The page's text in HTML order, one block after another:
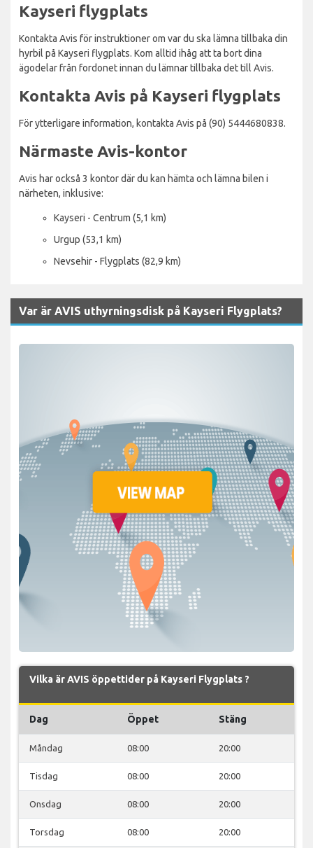
Kayseri flygplats
Kontakta Avis för instruktioner om var du ska lämna tillbaka din
hyrbil på Kayseri flygplats. Kom alltid ihåg att ta bort dina
ägodelar från fordonet innan du lämnar tillbaka det till Avis.
Kontakta Avis på Kayseri flygplats
För ytterligare information, kontakta Avis på (90) 5444680838.
Närmaste Avis-kontor
Avis har också 3 kontor där du kan hämta och lämna bilen i
närheten, inklusive:
Kayseri - Centrum (5,1 km)
Urgup (53,1 km)
Nevsehir - Flygplats (82,9 km)
Var är AVIS uthyrningsdisk på Kayseri Flygplats?
Vilka är AVIS öppettider på Kayseri Flygplats ?
Dag Öppet Stäng
Måndag 08:00 20:00
Tisdag 08:00 20:00
Onsdag 08:00 20:00
Torsdag 08:00 20:00